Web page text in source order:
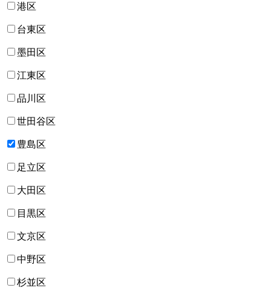
港区
台東区
墨田区
江東区
品川区
世田谷区
豊島区
足立区
大田区
目黒区
文京区
中野区
杉並区